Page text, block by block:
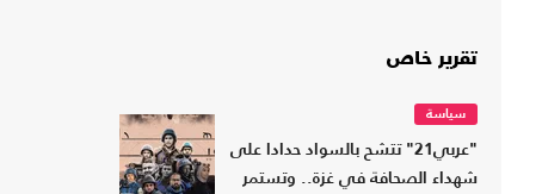
تقرير خاص
سياسة
"عربي21" تتشح بالسواد حدادا على
شهداء الصحافة في غزة.. وتستمر